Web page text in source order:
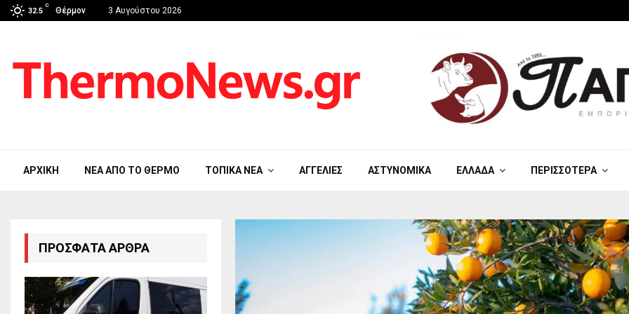
32.5
C
Θέρμον 3 Αυγούστου 2026
ΑΡΧΙΚΉ ΝΈΑ ΑΠΟ ΤΟ ΘΈΡΜΟ ΤΟΠΙΚΆ ΝΈΑ ΑΓΓΕΛΊΕΣ ΑΣΤΥΝΟΜΙΚΆ ΕΛΛΆΔΑ ΠΕΡΙΣΣΌΤΕΡΑ
ΠΡΌΣΦΑΤΑ ΆΡΘΡΑ